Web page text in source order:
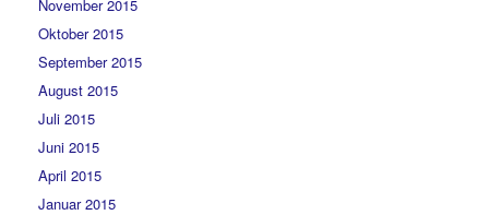
November 2015
Oktober 2015
September 2015
August 2015
Juli 2015
Juni 2015
April 2015
Januar 2015